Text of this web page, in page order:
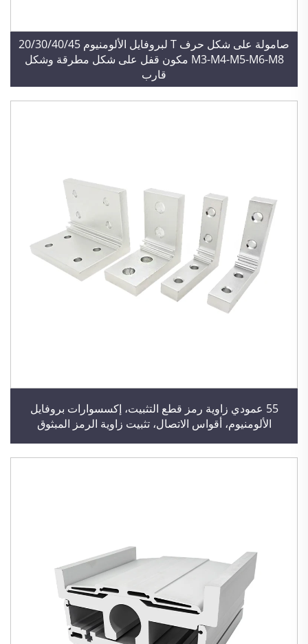
صامولة على شكل حرف T لبروفايل الألومنيوم 20/30/40/45
M3-M4-M5-M6-M8 مكون قفل على شكل مطرقة وشكل
قارب
55 عمودي زاوية رمز قطع التثبيت، إكسسوارات بروفايل
الألومنيوم، أقواس الاتصال، تثبيت زاوية الرمز المبثوق